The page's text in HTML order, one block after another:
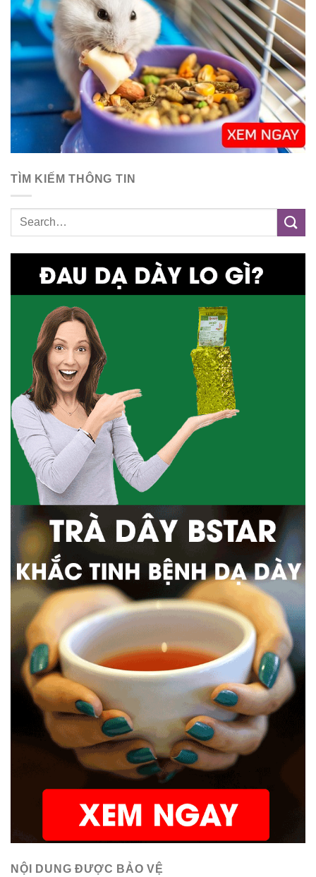
TÌM KIẾM THÔNG TIN
NỘI DUNG ĐƯỢC BẢO VỆ